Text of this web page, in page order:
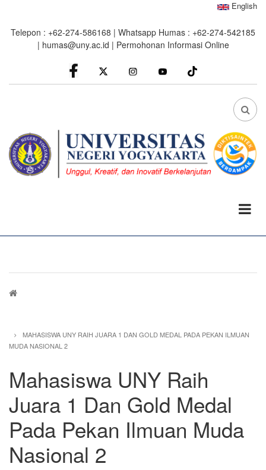
main
English
Telepon : +62-274-586168 | Whatsapp Humas : +62-274-542185
| humas@uny.ac.id | Permohonan Informasi Online
facebook
Instagram youtube
FA
Breadcrumb
MAHASISWA UNY RAIH JUARA 1 DAN GOLD MEDAL PADA PEKAN ILMUAN
MUDA NASIONAL 2
Mahasiswa UNY Raih
Juara 1 Dan Gold Medal
Pada Pekan Ilmuan Muda
Nasional 2
0%